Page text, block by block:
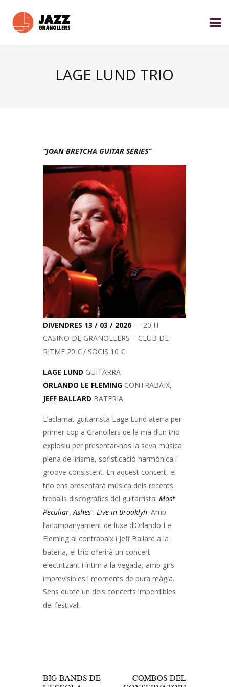
LAGE LUND TRIO
“JOAN BRETCHA GUITAR SERIES”
DIVENDRES 13 / 03 / 2026 — 20 H
CASINO DE GRANOLLERS – CLUB DE
RITME 20 € / SOCIS 10 €
LAGE LUND GUITARRA
ORLANDO LE FLEMING CONTRABAIX,
JEFF BALLARD BATERIA
L’aclamat guitarrista Lage Lund aterra per
primer cop a Granollers de la mà d’un trio
explosiu per presentar-nos la seva música
plena de lirisme, sofisticació harmònica i
groove consistent. En aquest concert, el
trio ens presentarà música dels recents
treballs discogràfics del guitarrista: Most
Peculiar, Ashes i Live in Brooklyn. Amb
l’acompanyament de luxe d’Orlando Le
Fleming al contrabaix i Jeff Ballard a la
bateria, el trio oferirà un concert
electritzant i íntim a la vegada, amb girs
imprevisibles i moments de pura màgia.
Sens dubte un dels concerts imperdibles
del festival!
BIG BANDS DE
COMBOS DEL